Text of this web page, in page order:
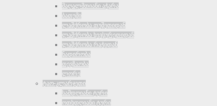
მაღალმთიანი აჭარა
ბათუმი
ლაშქრობა თუშეთიდან
ლაშქრობა ხევსურეთიდან
ლაშქრობა რაჭიდან
ნადირობა
თევზაობა
ლორე
ტაო-კლარჯეთი
სამდღიანი ტური
ოთხდღიანი ტური